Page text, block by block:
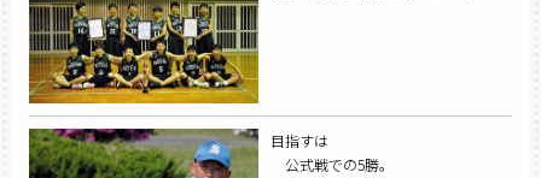
目指すは
公式戦での5勝。